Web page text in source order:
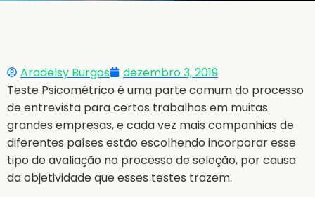
Aradelsy Burgos
dezembro 3, 2019
Teste Psicométrico é uma parte comum do processo
de entrevista para certos trabalhos em muitas
grandes empresas, e cada vez mais companhias de
diferentes países estão escolhendo incorporar esse
tipo de avaliação no processo de seleção, por causa
da objetividade que esses testes trazem.